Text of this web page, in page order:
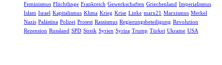
Feminismus Flüchtlinge Frankreich Gewerkschaften Griechenland Imperialismus
Islam Israel Kapitalismus Klima Krieg Krise Linke marx21 Marxismus Merkel
Nazis Palästina Polizei Protest Rassismus Regierungsbeteiligung Revolution
Rezension Russland SPD Streik Syrien Syriza Trump Türkei Ukraine USA